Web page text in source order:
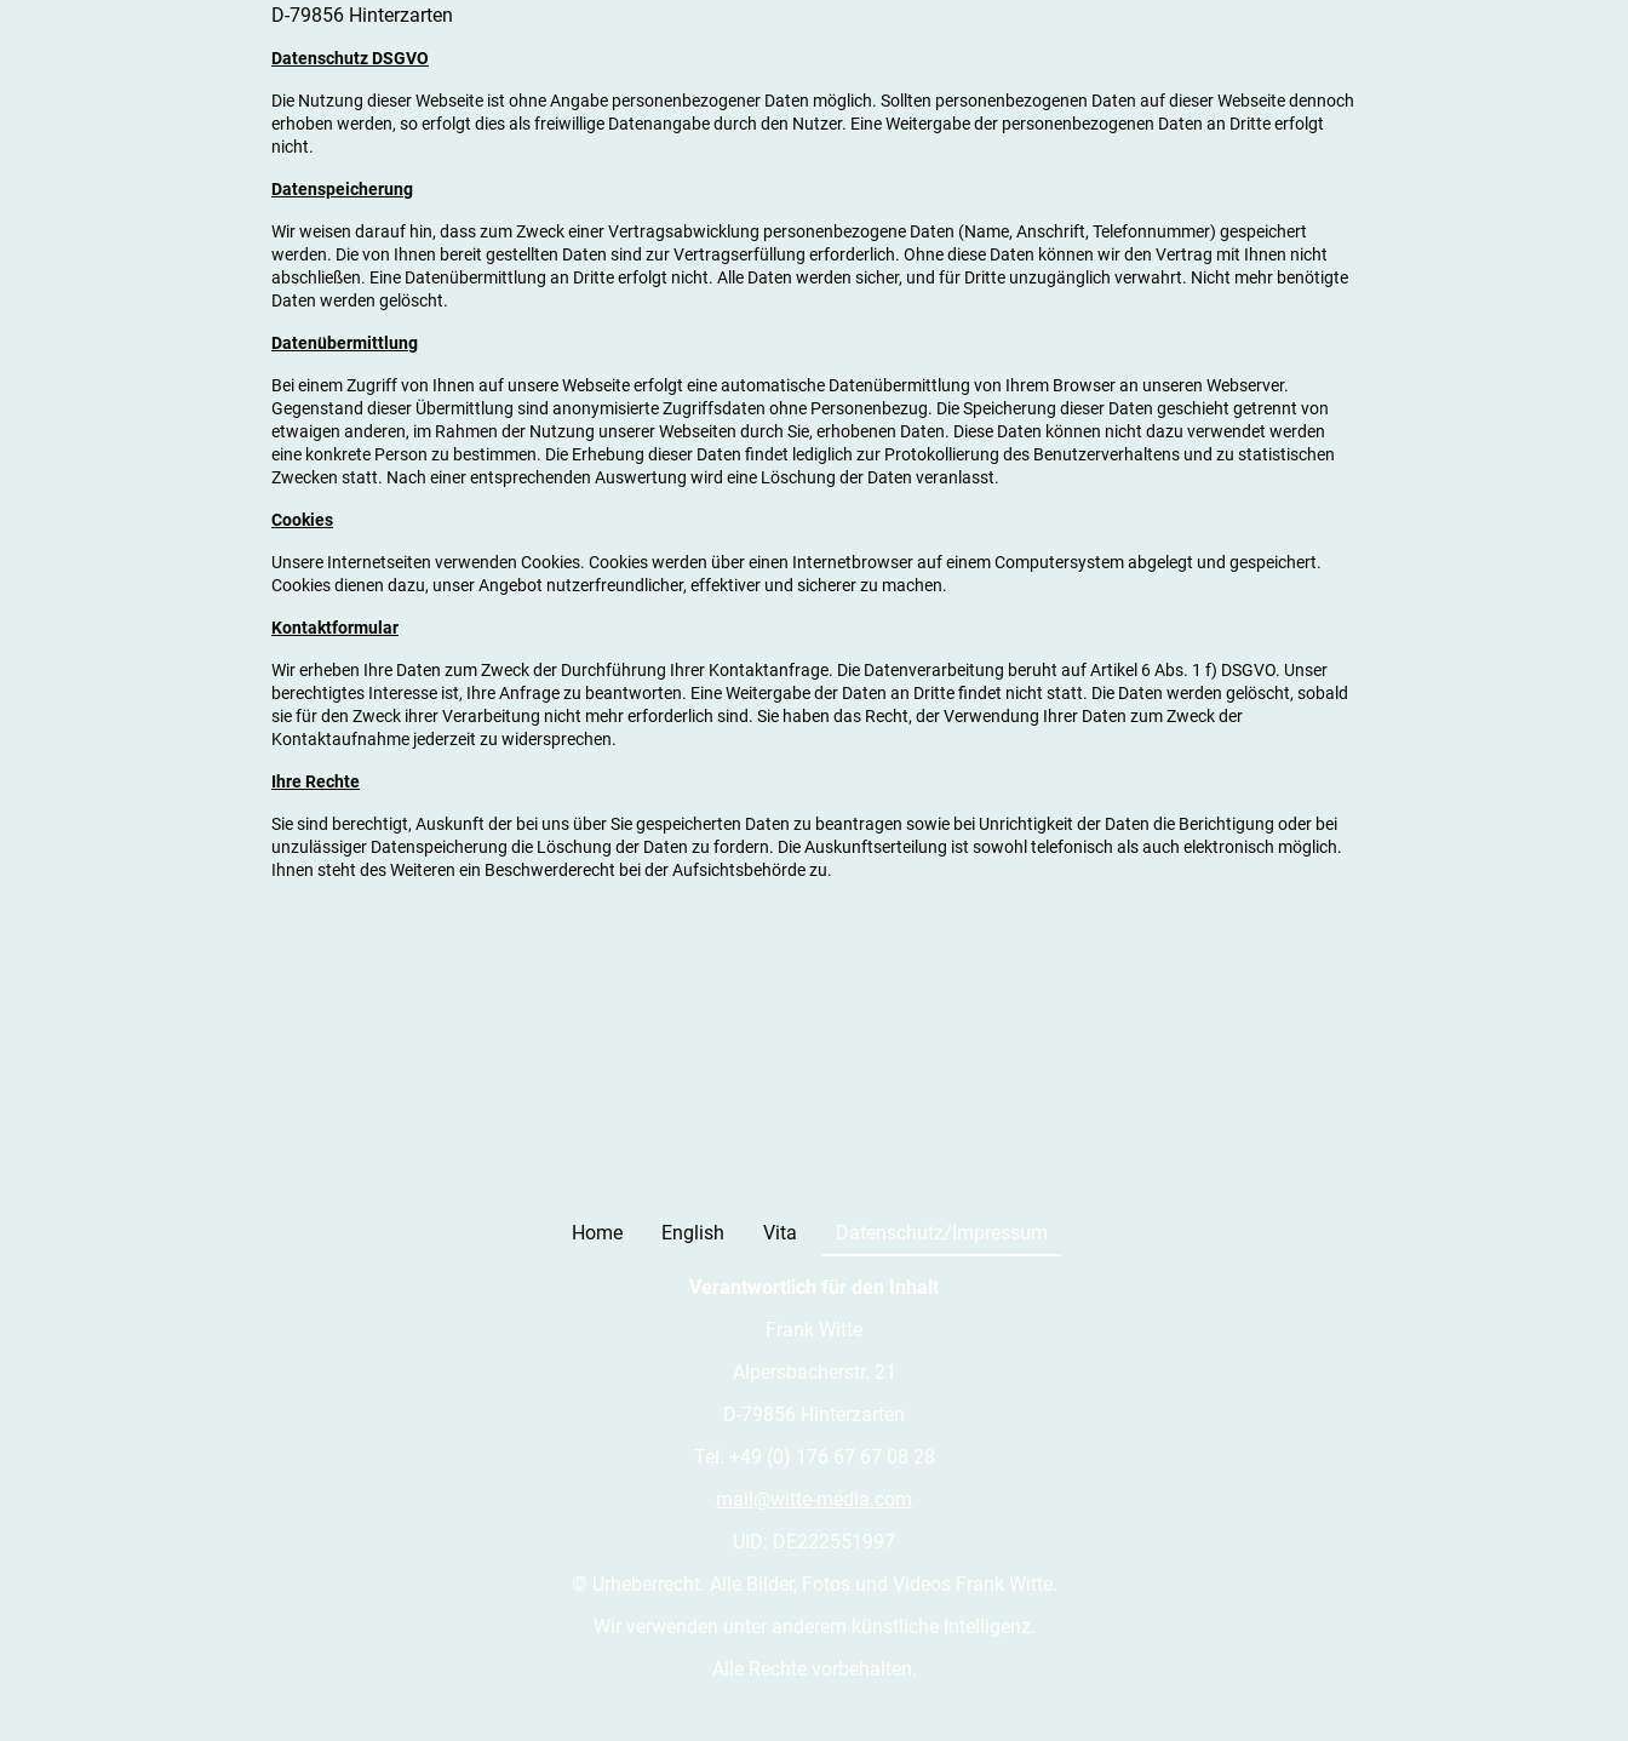
D-79856 Hinterzarten
Datenschutz DSGVO
Die Nutzung dieser Webseite ist ohne Angabe personenbezogener Daten möglich. Sollten personenbezogenen Daten auf dieser Webseite dennoch
erhoben werden, so erfolgt dies als freiwillige Datenangabe durch den Nutzer. Eine Weitergabe der personenbezogenen Daten an Dritte erfolgt
nicht.
Datenspeicherung
Wir weisen darauf hin, dass zum Zweck einer Vertragsabwicklung personenbezogene Daten (Name, Anschrift, Telefonnummer) gespeichert
werden. Die von Ihnen bereit gestellten Daten sind zur Vertragserfüllung erforderlich. Ohne diese Daten können wir den Vertrag mit Ihnen nicht
abschließen. Eine Datenübermittlung an Dritte erfolgt nicht. Alle Daten werden sicher, und für Dritte unzugänglich verwahrt. Nicht mehr benötigte
Daten werden gelöscht.
Datenübermittlung
Bei einem Zugriff von Ihnen auf unsere Webseite erfolgt eine automatische Datenübermittlung von Ihrem Browser an unseren Webserver.
Gegenstand dieser Übermittlung sind anonymisierte Zugriffsdaten ohne Personenbezug. Die Speicherung dieser Daten geschieht getrennt von
etwaigen anderen, im Rahmen der Nutzung unserer Webseiten durch Sie, erhobenen Daten. Diese Daten können nicht dazu verwendet werden
eine konkrete Person zu bestimmen. Die Erhebung dieser Daten findet lediglich zur Protokollierung des Benutzerverhaltens und zu statistischen
Zwecken statt. Nach einer entsprechenden Auswertung wird eine Löschung der Daten veranlasst.
Cookies
Unsere Internetseiten verwenden Cookies. Cookies werden über einen Internetbrowser auf einem Computersystem abgelegt und gespeichert.
Cookies dienen dazu, unser Angebot nutzerfreundlicher, effektiver und sicherer zu machen.
Kontaktformular
Wir erheben Ihre Daten zum Zweck der Durchführung Ihrer Kontaktanfrage. Die Datenverarbeitung beruht auf Artikel 6 Abs. 1 f) DSGVO. Unser
berechtigtes Interesse ist, Ihre Anfrage zu beantworten. Eine Weitergabe der Daten an Dritte findet nicht statt. Die Daten werden gelöscht, sobald
sie für den Zweck ihrer Verarbeitung nicht mehr erforderlich sind. Sie haben das Recht, der Verwendung Ihrer Daten zum Zweck der
Kontaktaufnahme jederzeit zu widersprechen.
Ihre Rechte
Sie sind berechtigt, Auskunft der bei uns über Sie gespeicherten Daten zu beantragen sowie bei Unrichtigkeit der Daten die Berichtigung oder bei
unzulässiger Datenspeicherung die Löschung der Daten zu fordern. Die Auskunftserteilung ist sowohl telefonisch als auch elektronisch möglich.
Ihnen steht des Weiteren ein Beschwerderecht bei der Aufsichtsbehörde zu.
Home English Vita Datenschutz/Impressum
Verantwortlich für den Inhalt
Frank Witte
Alpersbacherstr. 21
D-79856 Hinterzarten
Tel. +49 (0) 176 67 67 08 28
mail@witte-media.com
UID: DE222551997
© Urheberrecht. Alle Bilder, Fotos und Videos Frank Witte.
Wir verwenden unter anderem künstliche Intelligenz.
Alle Rechte vorbehalten.